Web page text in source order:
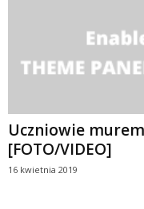
Uczniowie
[FOTO/VIDEO]
16 kwietnia 2019